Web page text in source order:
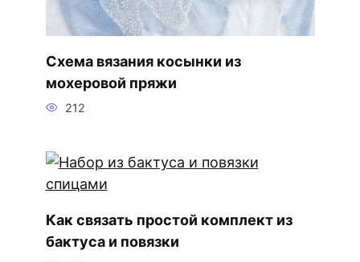
Схема вязания косынки из
мохеровой пряжи
212
Как связать простой комплект из
бактуса и повязки